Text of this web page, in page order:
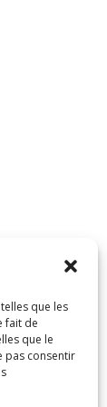
que les
fait de
que le
pas consentir